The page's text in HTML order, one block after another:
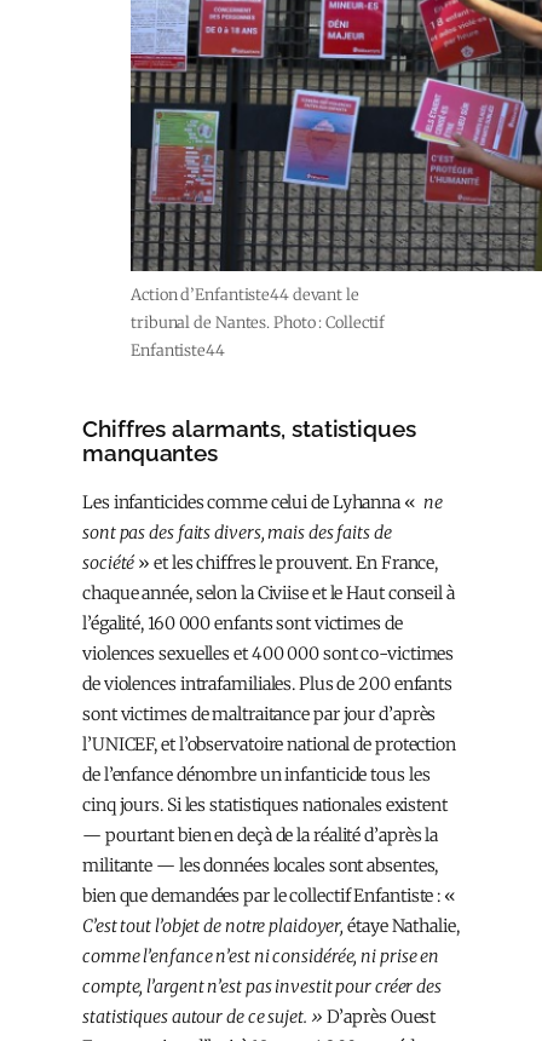
Action d’Enfantiste44 devant le
tribunal de Nantes. Photo : Collectif
Enfantiste44
Chiffres alarmants, statistiques
manquantes
Les infanticides comme celui de Lyhanna « ne
sont pas des faits divers, mais des faits de
société » et les chiffres le prouvent. En France,
chaque année, selon la Civiise et le Haut conseil à
l’égalité, 160 000 enfants sont victimes de
violences sexuelles et 400 000 sont co-victimes
de violences intrafamiliales. Plus de 200 enfants
sont victimes de maltraitance par jour d’après
l’UNICEF, et l’observatoire national de protection
de l’enfance dénombre un infanticide tous les
cinq jours. Si les statistiques nationales existent
— pourtant bien en deçà de la réalité d’après la
militante — les données locales sont absentes,
bien que demandées par le collectif Enfantiste : «
C’est tout l’objet de notre plaidoyer, étaye Nathalie,
comme l’enfance n’est ni considérée, ni prise en
compte, l’argent n’est pas investit pour créer des
statistiques autour de ce sujet. » D’après Ouest